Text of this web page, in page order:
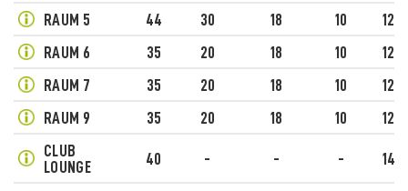
RAUM 5
44 30 18 10
12
RAUM 6
35 20 18 10
12
RAUM 7
35 20 18 10
12
RAUM 9
35 20 18 10
12
CLUB
LOUNGE
40 - - - 14